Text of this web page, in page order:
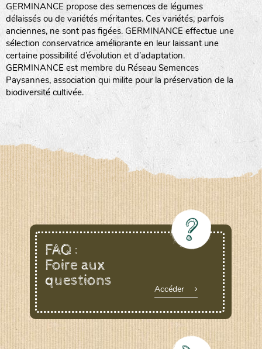
GERMINANCE propose des semences de légumes
délaissés ou de variétés méritantes. Ces variétés, parfois
anciennes, ne sont pas figées. GERMINANCE effectue une
sélection conservatrice améliorante en leur laissant une
certaine possibilité d’évolution et d’adaptation.
GERMINANCE est membre du Réseau Semences
Paysannes, association qui milite pour la préservation de la
biodiversité cultivée.
FAQ :
Foire aux
questions
Accéder